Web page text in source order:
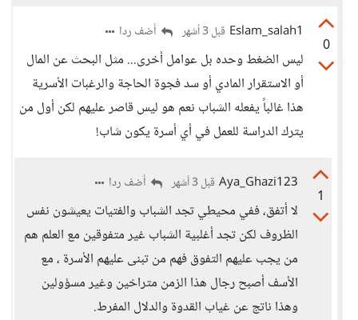
0
Eslam_salah1 قبل 3 أشهر أضف ردا
ليس الضغط وحده بل عوامل أخرى... مثل البحث عن المال
أو الاستقرار المادي أو سد فجوة الحاجة والرغبات الأسرية
هذا غالباً يفعله الشباب نعم هو ليس قاصر عليهم لكن أول من
يترك الدراسة للعمل في أي أسرة يكون شاب!
1
Aya_Ghazi123 قبل 3 أشهر أضف ردا
لا أتفق، ففي محيطي تجد الشباب والفتيات يعيشون نفس
الظروف لكن تجد أغلبية الشباب غير متفوقين مع العلم هم
من يجب عليهم التفوق فهم من تبنى عليهم الأسرة ، مع
الأسف أصبح رجال هذا الزمن متراخين وغير مسؤولين
وهذا ناتج عن غياب القدوة والدلال المفرط.